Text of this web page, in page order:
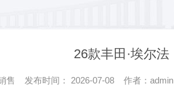
26款丰田·埃尔法
售 发布时间： 2026-07-08 作者：admin